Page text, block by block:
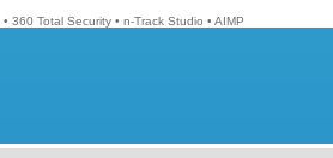
• 360 Total Security • n-Track Studio • AIMP